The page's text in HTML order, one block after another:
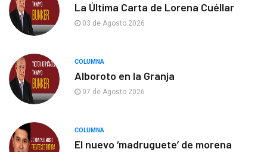
La Última Carta de Lorena Cuéllar
03 de Agosto 2026
COLUMNA
Alboroto en la Granja
07 de Agosto 2026
COLUMNA
El nuevo ‘madruguete’ de morena